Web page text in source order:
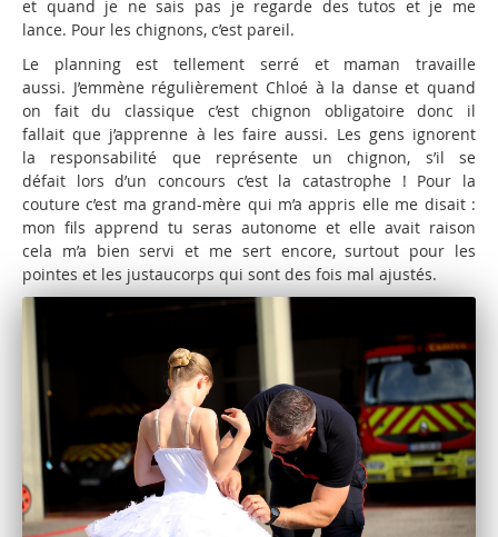
et quand je ne sais pas je regarde des tutos et je me
lance. Pour les chignons, c’est pareil.
Le planning est tellement serré et maman travaille
aussi. J’emmène régulièrement Chloé à la danse et quand
on fait du classique c’est chignon obligatoire donc il
fallait que j’apprenne à les faire aussi. Les gens ignorent
la responsabilité que représente un chignon, s’il se
défait lors d’un concours c’est la catastrophe ! Pour la
couture c’est ma grand-mère qui m’a appris elle me disait :
mon fils apprend tu seras autonome et elle avait raison
cela m’a bien servi et me sert encore, surtout pour les
pointes et les justaucorps qui sont des fois mal ajustés.